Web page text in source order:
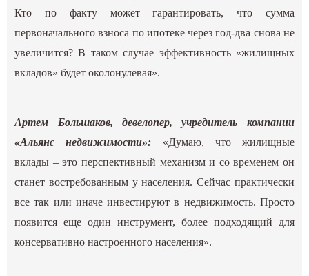
Кто по факту может гарантировать, что сумма
первоначального взноса по ипотеке через год-два снова не
увеличится? В таком случае эффективность «жилищных
вкладов» будет околонулевая».
Артем Большаков, девелопер, учредитель компании
«Альянс недвижимости»: «Думаю, что жилищные
вклады – это перспективный механизм и со временем он
станет востребованным у населения. Сейчас практически
все так или иначе инвестируют в недвижимость. Просто
появится еще один инструмент, более подходящий для
консервативно настроенного населения».